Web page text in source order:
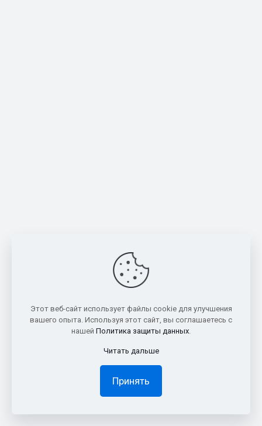
Этот веб-сайт использует файлы cookie для улучшения
вашего опыта. Используя этот сайт, вы соглашаетесь с
нашей Политика защиты данных.
Читать дальше
Принять